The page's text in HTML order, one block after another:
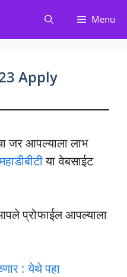
Menu
Apply
जर आपल्याला लाभ
या वेबसाईट
प्रोफाईल आपल्याला
: येथे पहा